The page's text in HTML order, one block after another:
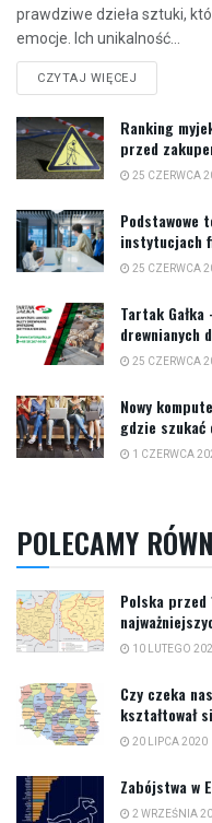
prawdziwe dzieła sztuki,
emocje. Ich unikalność...
CZYTAJ WIĘCEJ
Ranking
przed
25 CZERWCA
Podstawowe
instytucjach
25 CZERWCA
Tartak
drewnianych
25 CZERWCA
Nowy
gdzie szukać
1 CZERWCA
POLECAMY
Polska
10 LUTEGO
Czy czeka
kształtował
20 LIPCA 2020
Zabójstwa w
2 WRZEŚNIA